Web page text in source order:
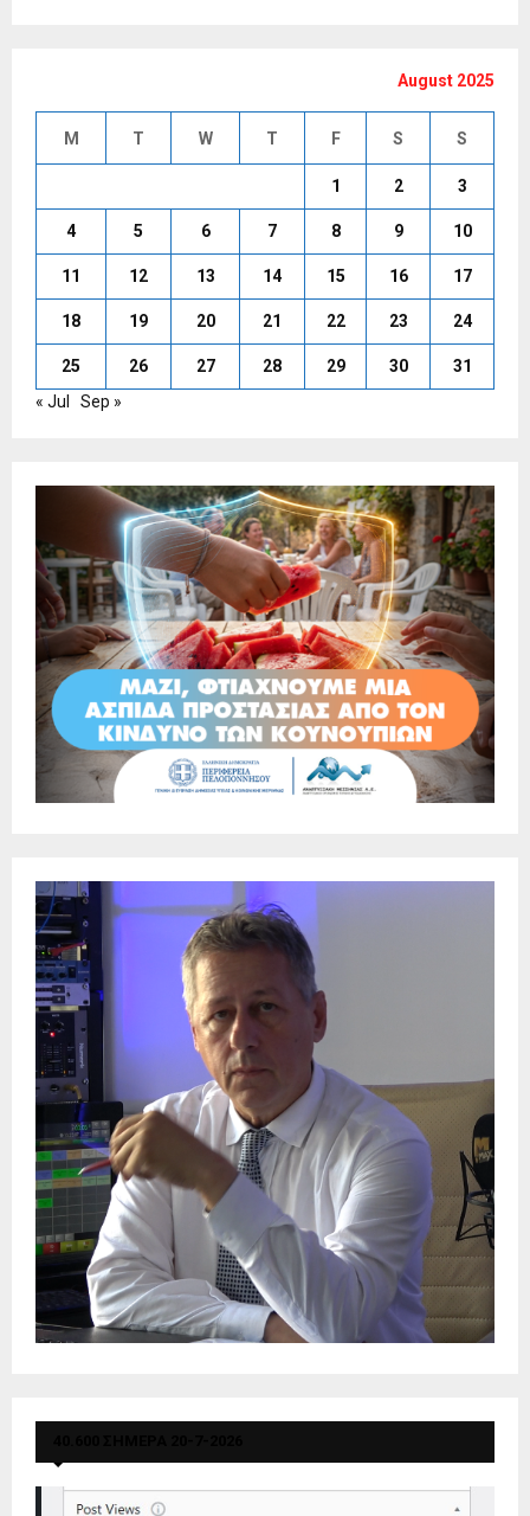
August 2025
M T W T F S S
1 2 3
4 5 6 7 8 9 10
11 12 13 14 15 16 17
18 19 20 21 22 23 24
25 26 27 28 29 30
31
« Jul
Sep »